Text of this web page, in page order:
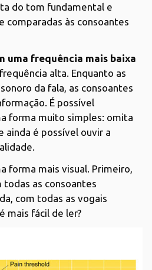
do tom fundamental e
às consoantes
uma frequência mais baixa
alta. Enquanto as
da fala, as consoantes
É possível
forma muito simples: omita
ainda é possível ouvir a
forma mais visual. Primeiro,
todas as consoantes
com todas as vogais
mais fácil de ler?